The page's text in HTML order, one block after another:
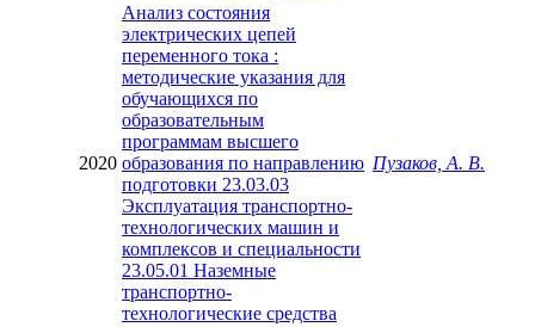
2020
Анализ состояния
электрических цепей
переменного тока :
методические указания для
обучающихся по
образовательным
программам высшего
образования по направлению
подготовки 23.03.03
Эксплуатация транспортно-
технологических машин и
комплексов и специальности
23.05.01 Наземные
транспортно-
технологические средства
Пузаков, А. В.